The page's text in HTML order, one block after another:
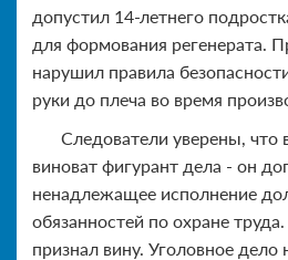
допустил 14-летнего
для формования регенерата.
нарушил правила
руки до плеча во время
Следователи уверены, что
виноват фигурант дела - он
ненадлежащее исполнение
обязанностей по охране
признал вину. Уголовное дело